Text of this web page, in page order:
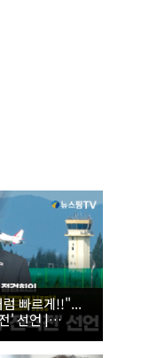
빠르게!!"...
' 선언 |
동 제2차 점검